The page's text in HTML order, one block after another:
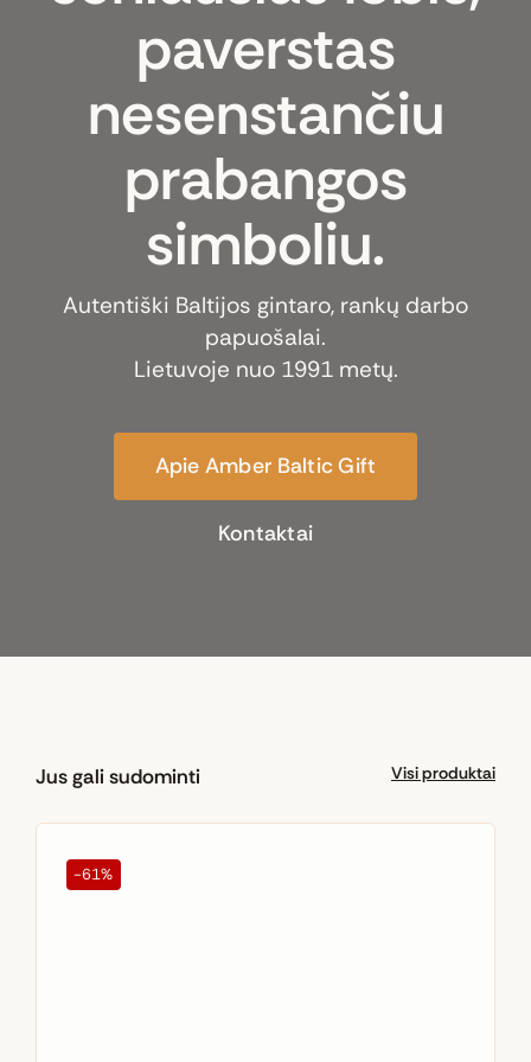
paverstas
nesenstančiu
prabangos
simboliu.
Autentiški Baltijos gintaro, rankų darbo
papuošalai.
Lietuvoje nuo 1991 metų.
Apie Amber Baltic Gift
Kontaktai
Jus gali sudominti Visi produktai
-61%